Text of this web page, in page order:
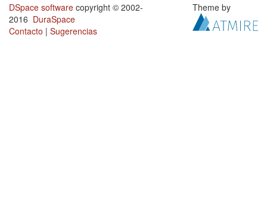
DSpace software copyright © 2002-
2016 DuraSpace
Contacto | Sugerencias
Theme by